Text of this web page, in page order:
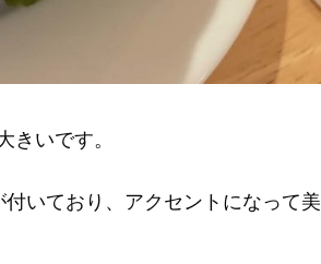
きいです。
いており、アクセントになって美